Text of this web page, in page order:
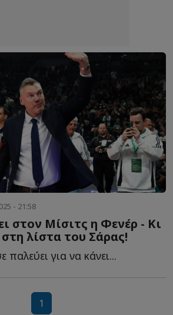
- 21:58
στον Μίσιτς η Φενέρ - Κι
λίστα του Σάρας!
για να κάνει...
1